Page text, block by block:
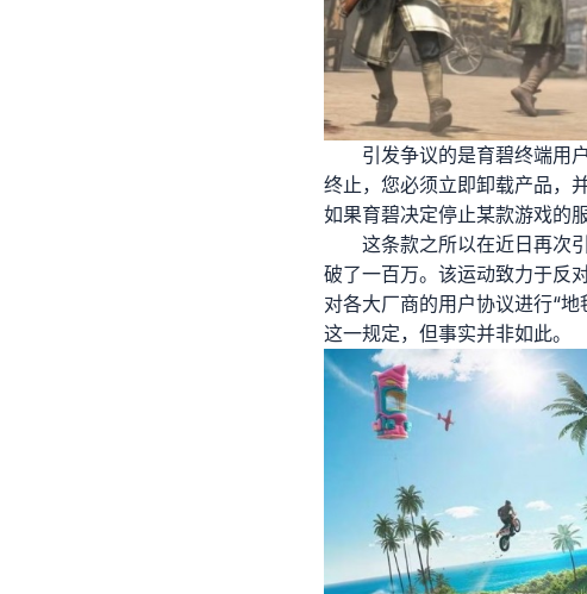
引发争议的是育碧终端用
终止，您必须立即卸载产品，
如果育碧决定停止某款游戏的
这条款之所以在近日再次
破了一百万。该运动致力于反
对各大厂商的用户协议进行“
这一规定，但事实并非如此。